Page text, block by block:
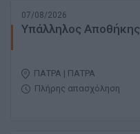
07/08/2026
Yπάλληλος Αποθήκης
ΠΑΤΡΑ | ΠΑΤΡΑ
Πλήρης απασχόληση